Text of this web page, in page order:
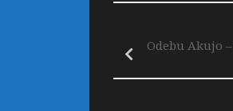
Odebu Akujo